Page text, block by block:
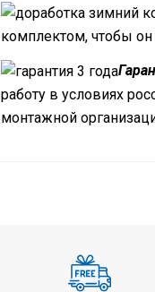
комплектом, чтобы он
работу в условиях
монтажной
Минимальный